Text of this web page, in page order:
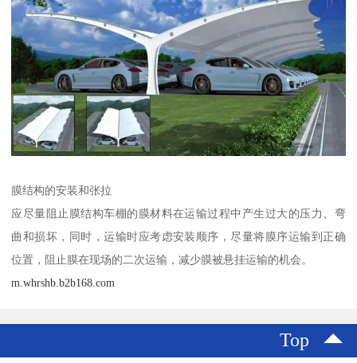
膜结构的安装和张拉
应尽量阻止膜结构车棚的膜材料在运输过程中产生过大的压力、弯
曲和损坏，同时，运输时应考虑安装顺序，尽量将膜序运输到正确
位置，阻止膜在现场的二次运输，减少膜被悬挂运输的机会。
m.whrshb.b2b168.com
Top